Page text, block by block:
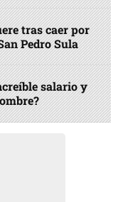
tras caer por
Pedro Sula
salario y